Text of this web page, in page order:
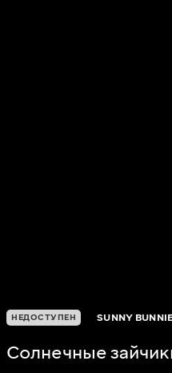
НЕДОСТУПЕН SUNNY
Солнечные